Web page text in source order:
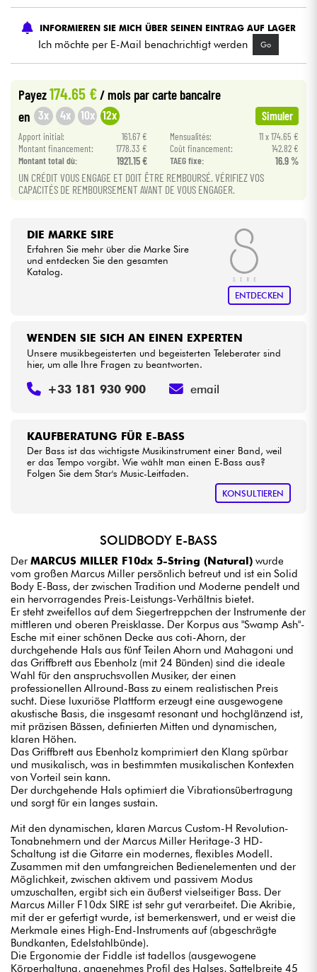
HiFi
Bundle
Sehen Sie sich unsere Marken an
INFORMIEREN SIE MICH ÜBER SEINEN EINTRAG AUF LAGER
Ich möchte per E-Mail benachrichtigt werden Go
Payez174.65 €/ mois par carte bancaire
en 3x 4x 10x 12x Simuler
Apport initial: 161.67 € Mensualités:
11 x 174.65 €
Montant financement:
1778.33 € Coût financement:
142.82 €
Montant total dù:
1921.15 € TAEG fixe: 16.9 %
UN CRÉDIT VOUS ENGAGE ET DOIT ÊTRE REMBOURSÉ. VÉRIFIEZ VOS
CAPACITÉS DE REMBOURSEMENT AVANT DE VOUS ENGAGER.
DIE MARKE SIRE
Erfahren Sie mehr über die Marke Sire
und entdecken Sie den gesamten
Katalog.
ENTDECKEN
KAUFBERATUNG FÜR E-BASS
Der Bass ist das wichtigste Musikinstrument einer Band, weil
er das Tempo vorgibt. Wie wählt man einen E-Bass aus?
Folgen Sie dem Star's Music-Leitfaden.
KONSULTIEREN
WENDEN SIE SICH AN EINEN EXPERTEN
Unsere musikbegeisterten und begeisterten Teleberater sind
hier, um alle Ihre Fragen zu beantworten.
+33 181 930 900 email
SOLIDBODY E-BASS
Der MARCUS MILLER F10dx 5-String (Natural) wurde
vom großen Marcus Miller persönlich betreut und ist ein Solid
Body E-Bass, der zwischen Tradition und Moderne pendelt und
ein hervorragendes Preis-Leistungs-Verhältnis bietet.
Er steht zweifellos auf dem Siegertreppchen der Instrumente der
mittleren und oberen Preisklasse. Der Korpus aus "Swamp Ash"-
Esche mit einer schönen Decke aus coti-Ahorn, der
durchgehende Hals aus fünf Teilen Ahorn und Mahagoni und
das Griffbrett aus Ebenholz (mit 24 Bünden) sind die ideale
Wahl für den anspruchsvollen Musiker, der einen
professionellen Allround-Bass zu einem realistischen Preis
sucht. Diese luxuriöse Plattform erzeugt eine ausgewogene
akustische Basis, die insgesamt resonant und hochglänzend ist,
mit präzisen Bässen, definierten Mitten und dynamischen,
klaren Höhen.
Das Griffbrett aus Ebenholz komprimiert den Klang spürbar
und musikalisch, was in bestimmten musikalischen Kontexten
von Vorteil sein kann.
Der durchgehende Hals optimiert die Vibrationsübertragung
und sorgt für ein langes sustain.
Mit den dynamischen, klaren Marcus Custom-H Revolution-
Tonabnehmern und der Marcus Miller Heritage-3 HD-
Schaltung ist die Gitarre ein modernes, flexibles Modell.
Zusammen mit den umfangreichen Bedienelementen und der
Möglichkeit, zwischen aktivem und passivem Modus
umzuschalten, ergibt sich ein äußerst vielseitiger Bass. Der
Marcus Miller F10dx SIRE ist sehr gut verarbeitet. Die Akribie,
mit der er gefertigt wurde, ist bemerkenswert, und er weist die
Merkmale eines High-End-Instruments auf (abgeschrägte
Bundkanten, Edelstahlbünde).
Die Ergonomie der Fiddle ist tadellos (ausgewogene
Körperhaltung, angenehmes Profil des Halses, Sattelbreite 45